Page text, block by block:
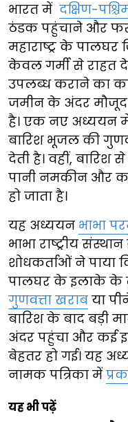
भारत में दक्षिण-
ठंडक पहुंचाने और
महाराष्ट्र के
केवल गर्मी से राहत
उपलब्ध कराने का
जमीन के अंदर मौजूद
है। एक नए अध्ययन
बारिश भूजल की
देती है। वहीं,
पानी नमकीन और
हो जाता है।
यह अध्ययन भाभा
भाभा राष्ट्रीय
शोधकर्ताओं ने
पालघर के इलाके के
गुणवत्ता खराब या
बारिश के बाद बड़ी
अंदर पहुंचा और कई
बेहतर हो गई। यह
नामक पत्रिका में
यह भी पढ़ें